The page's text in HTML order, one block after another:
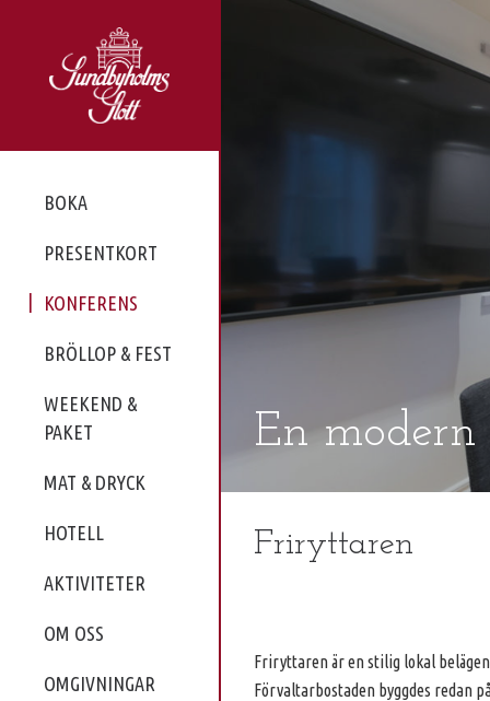
BOKA
PRESENTKORT
KONFERENS
BRÖLLOP & FEST
WEEKEND &
PAKET
MAT & DRYCK
HOTELL
AKTIVITETER
OM OSS
OMGIVNINGAR
En
Friryttaren
Friryttaren är en stilig lokal
Förvaltarbostaden byggdes redan